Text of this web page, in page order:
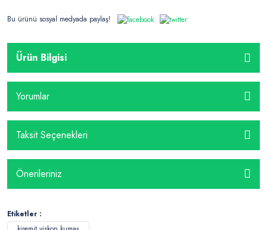
Bu ürünü sosyal medyada paylaş!
Ürün Bilgisi
Yorumlar
Taksit Seçenekleri
Önerileriniz
Etiketler :